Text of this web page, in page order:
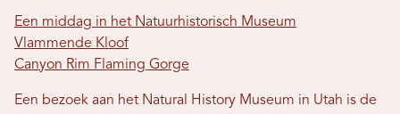
Een middag in het Natuurhistorisch Museum
Vlammende Kloof
Canyon Rim Flaming Gorge
Een bezoek aan het Natural History Museum in Utah is de